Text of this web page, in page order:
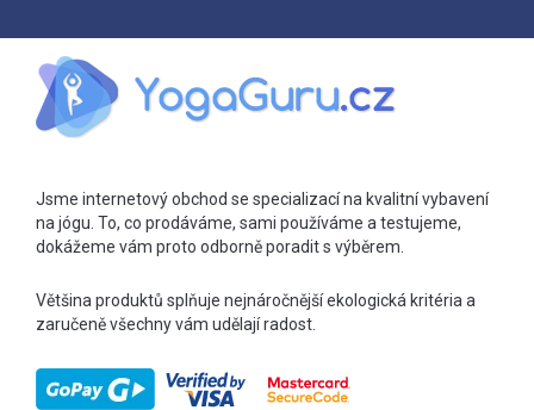
Jsme internetový obchod se specializací na kvalitní vybavení
na jógu. To, co prodáváme, sami používáme a testujeme,
dokážeme vám proto odborně poradit s výběrem.
Většina produktů splňuje nejnáročnější ekologická kritéria a
zaručeně všechny vám udělají radost.